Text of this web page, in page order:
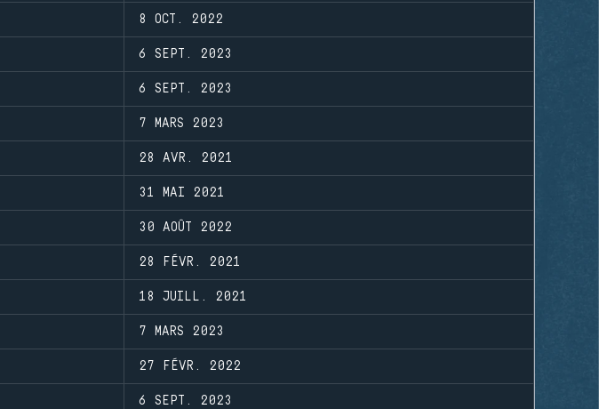
8 OCT. 2022
6 SEPT. 2023
6 SEPT. 2023
7 MARS 2023
28 AVR. 2021
31 MAI 2021
30 AOÛT 2022
28 FÉVR. 2021
18 JUILL. 2021
7 MARS 2023
27 FÉVR. 2022
6 SEPT. 2023